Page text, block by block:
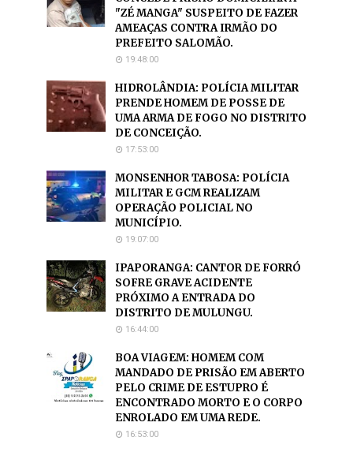
"ZÉ MANGA" SUSPEITO DE FAZER
AMEAÇAS CONTRA IRMÃO DO
PREFEITO SALOMÃO.
19:48:00
HIDROLÂNDIA: POLÍCIA MILITAR
PRENDE HOMEM DE POSSE DE
UMA ARMA DE FOGO NO DISTRITO
DE CONCEIÇÃO.
17:53:00
MONSENHOR TABOSA: POLÍCIA
MILITAR E GCM REALIZAM
OPERAÇÃO POLICIAL NO
MUNICÍPIO.
19:07:00
IPAPORANGA: CANTOR DE FORRÓ
SOFRE GRAVE ACIDENTE
PRÓXIMO A ENTRADA DO
DISTRITO DE MULUNGU.
16:44:00
BOA VIAGEM: HOMEM COM
MANDADO DE PRISÃO EM ABERTO
PELO CRIME DE ESTUPRO É
ENCONTRADO MORTO E O CORPO
ENROLADO EM UMA REDE.
16:53:00